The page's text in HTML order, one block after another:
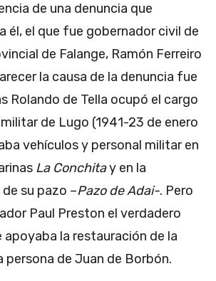
de una denuncia que
él, el que fue gobernador civil de
de Falange, Ramón Ferreiro
la causa de la denuncia fue
Rolando de Tella ocupó el cargo
de Lugo (1941-23 de enero
vehículos y personal militar en
La Conchitay en la
su pazo –Pazo de Adai-. Pero
Paul Preston el verdadero
la restauración de la
persona de Juan de Borbón.